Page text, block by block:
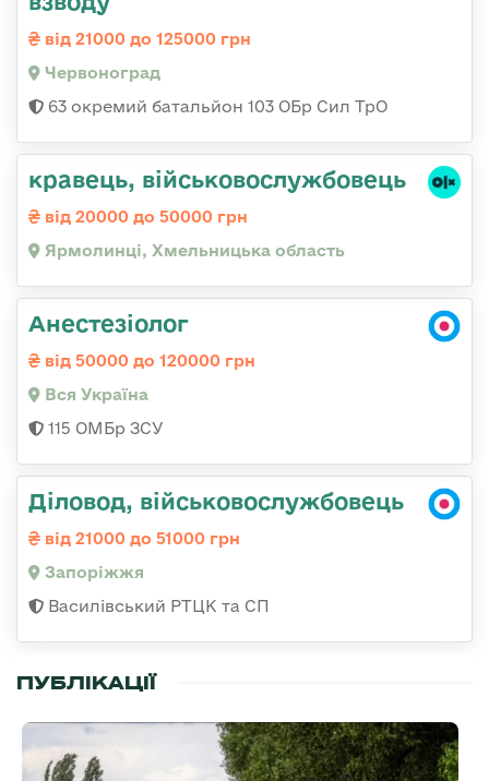
від 21000 до 125000 грн
Червоноград
63 окремий батальйон 103 ОБр Сил ТрО
кравець, військовослужбовець
від 20000 до 50000 грн
Ярмолинці, Хмельницька область
Анестезіолог
від 50000 до 120000 грн
Вся Україна
115 ОМБр ЗСУ
Діловод, військовослужбовець
від 21000 до 51000 грн
Запоріжжя
Василівський РТЦК та СП
ПУБЛІКАЦІЇ